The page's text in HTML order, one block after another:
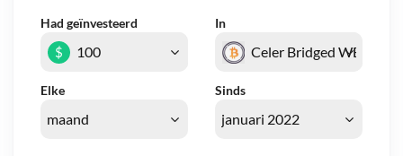
Had geïnvesteerd In
Elke Sinds
$